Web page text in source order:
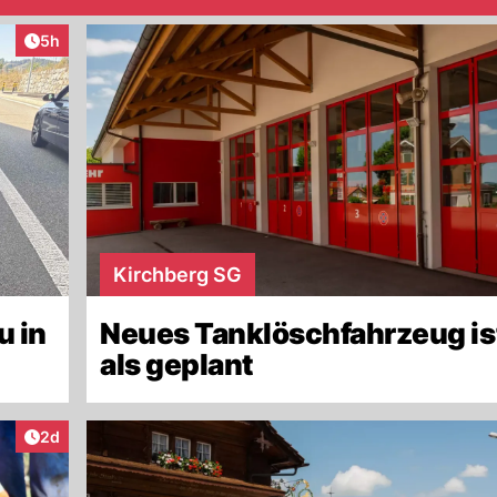
Artikel veröffentlicht:
5h
in
Kirchberg SG
Neues Tanklöschfahrzeug
als geplant
Artikel veröffentlicht:
2d